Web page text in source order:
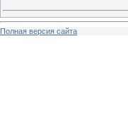
Полная версия сайта